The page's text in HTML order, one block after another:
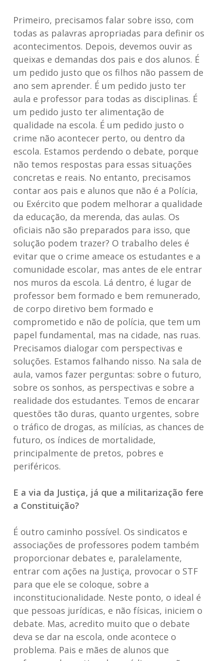
Primeiro, precisamos falar sobre isso, com
todas as palavras apropriadas para definir os
acontecimentos. Depois, devemos ouvir as
queixas e demandas dos pais e dos alunos. É
um pedido justo que os filhos não passem de
ano sem aprender. É um pedido justo ter
aula e professor para todas as disciplinas. É
um pedido justo ter alimentação de
qualidade na escola. É um pedido justo o
crime não acontecer perto, ou dentro da
escola. Estamos perdendo o debate, porque
não temos respostas para essas situações
concretas e reais. No entanto, precisamos
contar aos pais e alunos que não é a Polícia,
ou Exército que podem melhorar a qualidade
da educação, da merenda, das aulas. Os
oficiais não são preparados para isso, que
solução podem trazer? O trabalho deles é
evitar que o crime ameace os estudantes e a
comunidade escolar, mas antes de ele entrar
nos muros da escola. Lá dentro, é lugar de
professor bem formado e bem remunerado,
de corpo diretivo bem formado e
comprometido e não de polícia, que tem um
papel fundamental, mas na cidade, nas ruas.
Precisamos dialogar com perspectivas e
soluções. Estamos falhando nisso. Na sala de
aula, vamos fazer perguntas: sobre o futuro,
sobre os sonhos, as perspectivas e sobre a
realidade dos estudantes. Temos de encarar
questões tão duras, quanto urgentes, sobre
o tráfico de drogas, as milícias, as chances de
futuro, os índices de mortalidade,
principalmente de pretos, pobres e
periféricos.
E a via da Justiça, já que a militarização fere
a Constituição?
É outro caminho possível. Os sindicatos e
associações de professores podem também
proporcionar debates e, paralelamente,
entrar com ações na Justiça, provocar o STF
para que ele se coloque, sobre a
inconstitucionalidade. Neste ponto, o ideal é
que pessoas jurídicas, e não físicas, iniciem o
debate. Mas, acredito muito que o debate
deva se dar na escola, onde acontece o
problema. Pais e mães de alunos que